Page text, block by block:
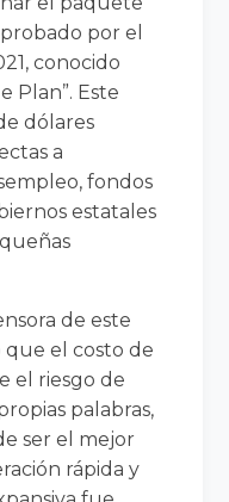
por el
conocido
Plan”. Este
dólares
a
fondos
estatales
de este
el costo de
el riesgo de
palabras,
ser el mejor
rápida y